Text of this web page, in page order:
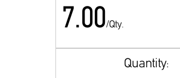
7.00/Qty.
Quantity: